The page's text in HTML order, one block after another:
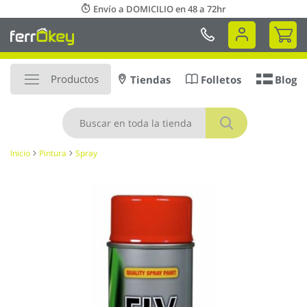
al
contenido
Envío a DOMICILIO en 48 a 72hr
Mi
Productos
Buscar
Tiendas Folletos Blog
Inicio Pintura Spray